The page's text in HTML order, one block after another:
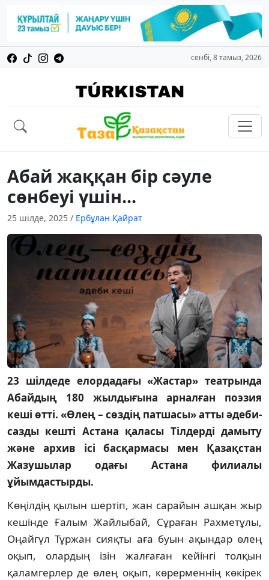
сенбі, 8 тамыз, 2026
Абай жаққан бір сәуле
сөнбеуі үшін...
25 шілде, 2025 / Ербұлан Қайрат
23 шілдеде елордадағы «Жастар» театрында
Абайдың 180 жылдығына арналған поэзия
кеші өтті. «Өлең – сөздің патшасы» атты әдеби-
сазды кешті Астана қаласы Тілдерді дамыту
және архив ісі басқармасы мен Қазақстан
Жазушылар одағы Астана филиалы
ұйымдастырды.
Көңілдің қылын шертіп, жан сарайын ашқан жыр
кешінде Ғалым Жайлыбай, Сұраған Рахметұлы,
Оңайгүл Тұржан сияқты аға буын ақындар өлең
оқып, олардың ізін жалғаған кейінгі толқын
қаламгерлер де өлең оқып, көрерменнің көкірек